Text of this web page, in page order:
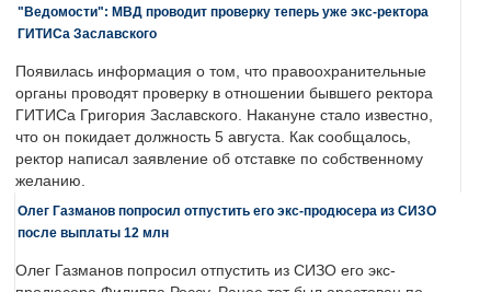
"Ведомости": МВД проводит проверку теперь уже экс-ректора
ГИТИСа Заславского
Появилась информация о том, что правоохранительные
органы проводят проверку в отношении бывшего ректора
ГИТИСа Григория Заславского. Накануне стало известно,
что он покидает должность 5 августа. Как сообщалось,
ректор написал заявление об отставке по собственному
желанию.
Олег Газманов попросил отпустить его экс-продюсера из СИЗО
после выплаты 12 млн
Олег Газманов попросил отпустить из СИЗО его экс-